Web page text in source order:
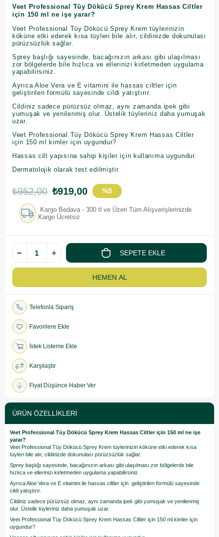
Veet Professional Tüy Dökücü Sprey Krem Hassas Ciltler
için 150 ml ne işe yarar?
Veet Professional Tüy Dökücü Sprey Krem tüylerinizin
köküne etki ederek kısa tüyleri bile alır, cildinizde dokunulası
pürüzsüzlük sağlar.
Sprey başlığı sayesinde, bacağınızın arkası gibi ulaşılması
zor bölgelerde bile hızlıca ve ellerinizi kirletmeden uygulama
yapabilirsiniz.
Ayrıca Aloe Vera ve E vitamini ile hassas ciltler için
geliştirilen formülü sayesinde cildi yatıştırır.
Cildiniz sadece pürüzsüz olmaz, aynı zamanda ipek gibi
yumuşak ve yenilenmiş olur. Üstelik tüyleriniz daha yumuşak
uzar.
Veet Professional Tüy Dökücü Sprey Krem Hassas Ciltler
için 150 ml kimler için uygundur?
Hassas cilt yapısına sahip kişiler için kullanıma uygundur.
Dermatolojik olarak test edilmiştir.
₺952,00 ₺919,00 %3
İndirim
Kargo Bedava - 300 tl ve Üzeri Tüm Alışverişlerinizde
Kargo Ücretsiz
Telefonla Sipariş
Favorilere Ekle
İstek Listeme Ekle
Karşılaştır
Fiyat Düşünce Haber Ver
ÜRÜN ÖZELLIKLERI
Veet Professional Tüy Dökücü Sprey Krem Hassas Ciltler için 150 ml ne işe
yarar?
Veet Professional Tüy Dökücü Sprey Krem tüylerinizin köküne etki ederek kısa
tüyleri bile alır, cildinizde dokunulası pürüzsüzlük sağlar.
Sprey başlığı sayesinde, bacağınızın arkası gibi ulaşılması zor bölgelerde bile
hızlıca ve ellerinizi kirletmeden uygulama yapabilirsiniz.
Ayrıca Aloe Vera ve E vitamini ile hassas ciltler için geliştirilen formülü sayesinde
cildi yatıştırır.
Cildiniz sadece pürüzsüz olmaz, aynı zamanda ipek gibi yumuşak ve yenilenmiş
olur. Üstelik tüyleriniz daha yumuşak uzar.
Veet Professional Tüy Dökücü Sprey Krem Hassas Ciltler için 150 ml kimler için
uygundur?